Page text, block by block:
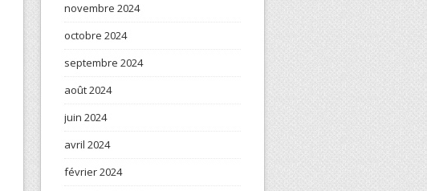
novembre 2024
octobre 2024
septembre 2024
août 2024
juin 2024
avril 2024
février 2024